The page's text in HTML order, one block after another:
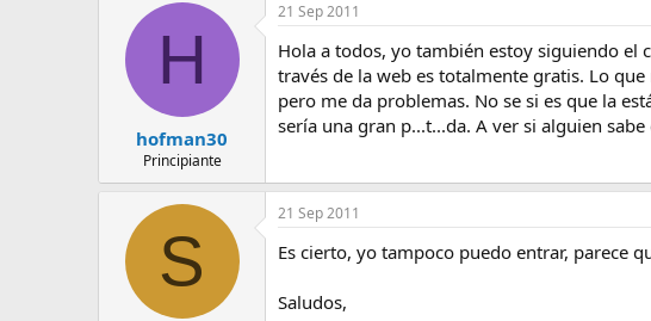
H
hofman30
Principiante
21 Sep 2011
Hola a todos, yo también estoy siguiendo el
través de la web es totalmente gratis. Lo
pero me da problemas. No se si es que la
sería una gran p...t...da. A ver si alguien
S
21 Sep 2011
Es cierto, yo tampoco puedo entrar, parece
Saludos,